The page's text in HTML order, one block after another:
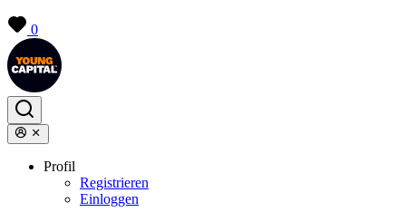
0
Profil
Registrieren
Einloggen